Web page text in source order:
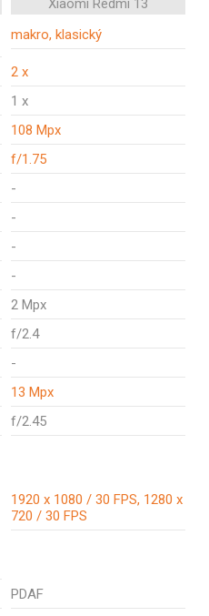
Xiaomi Redmi 13
makro, klasický
2 x
1 x
108 Mpx
f/1.75
-
-
-
-
2 Mpx
f/2.4
-
13 Mpx
f/2.45
1920 x 1080 / 30 FPS, 1280 x
720 / 30 FPS
PDAF